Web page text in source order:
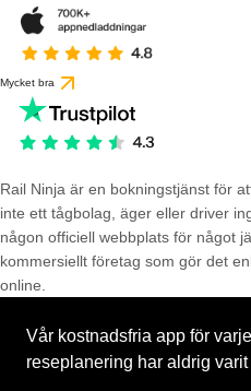
Mycket bra
Rail Ninja är en bokningstjänst för
inte ett tågbolag, äger eller driver
någon officiell webbplats för något
kommersiellt företag som gör det
online.
Vår kostnadsfria app för
reseplanering har aldrig